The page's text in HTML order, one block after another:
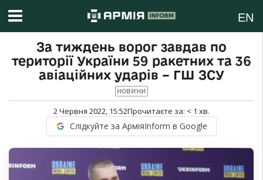
EN
За тиждень ворог завдав по
території України 59 ракетних та 36
авіаційних ударів – ГШ ЗСУ
НОВИНИ
2 Червня 2022, 15:52Прочитаєте за: < 1 хв.
Слідкуйте за АрміяInform в Google